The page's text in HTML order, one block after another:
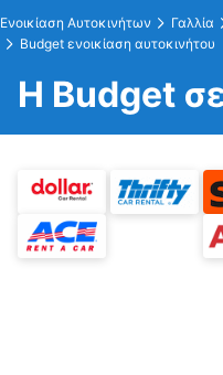
Ενοικίαση Αυτοκινήτων Γαλλία
Budget ενοικίαση αυτοκινήτου
Η Budget